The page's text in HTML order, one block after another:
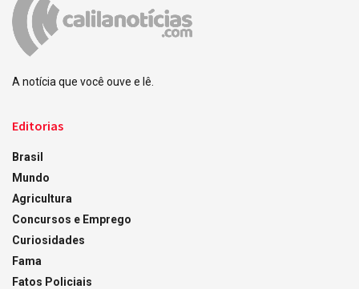
A notícia que você ouve e lê.
Editorias
Brasil
Mundo
Agricultura
Concursos e Emprego
Curiosidades
Fama
Fatos Policiais